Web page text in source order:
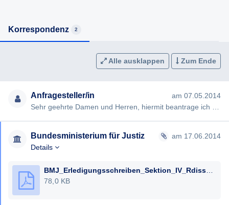
Korrespondenz 2
Alle ausklappen Zum Ende
Anfragesteller/in
am 07.05.2014
Bundesministerium für Justiz
am 17.06.2014
Details
78,0 KB